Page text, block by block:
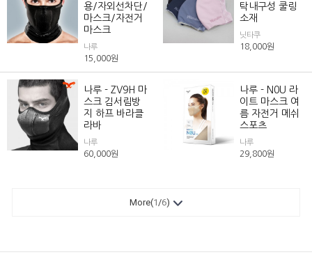
용/자외선차단/
마스크/자전거
마스크
나루
15,000원
탁내구성 쿨링
소재
닛타쿠
18,000원
나루 - ZV9H 마
스크 김서림방
지 하프 바라클
라바
나루
60,000원
나루 - N0U 라
이트 마스크 여
름 자전거 메쉬
스포츠
나루
29,800원
More(1/6)